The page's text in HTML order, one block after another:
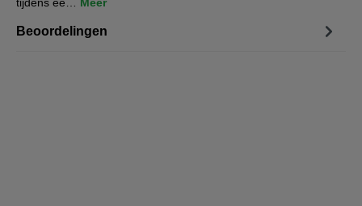
Beoordelingen